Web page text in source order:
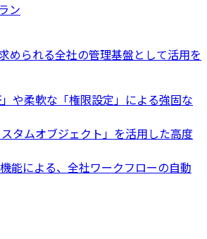
ン
められる全社の管理基盤として活用を
」や柔軟な「権限設定」による強固な
タムオブジェクト」を活用した高度
能による、全社ワークフローの自動